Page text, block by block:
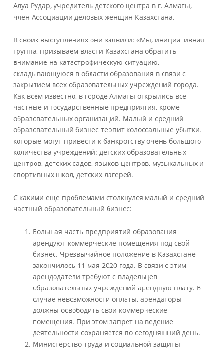
Алуа Рудар, учредитель детского центра в г. Алматы,
член Ассоциации деловых женщин Казахстана.
В своих выступлениях они заявили: «Мы, инициативная
группа, призываем власти Казахстана обратить
внимание на катастрофическую ситуацию,
складывающуюся в области образования в связи с
закрытием всех образовательных учреждений города.
Как всем известно, в городе Алматы открылись все
частные и государственные предприятия, кроме
образовательных организаций. Малый и средний
образовательный бизнес терпит колоссальные убытки,
которые могут привести к банкротству очень большого
количества учреждений: детских образовательных
центров, детских садов, языков центров, музыкальных и
спортивных школ, детских лагерей.
С какими еще проблемами столкнулся малый и средний
частный образовательный бизнес:
Большая часть предприятий образования
арендуют коммерческие помещения под свой
бизнес. Чрезвычайное положение в Казахстане
закончилось 11 мая 2020 года. В связи с этим
арендодатели требуют с владельцев
образовательных учреждений арендную плату. В
случае невозможности оплаты, арендаторы
должны освободить свои коммерческие
помещения. При этом запрет на ведение
деятельности сохраняется по сегодняшний день.
Министерство труда и социальной защиты